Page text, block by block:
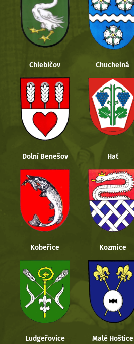
Chlebičov Chuchelná
Dolní Benešov Hať
Kobeřice Kozmice
Ludgeřovice Malé Hoštice